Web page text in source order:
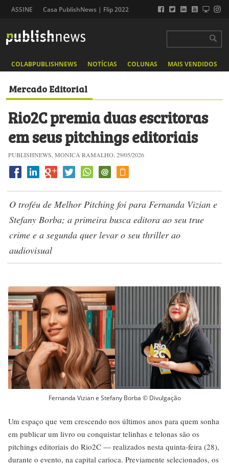
ASSINE Casa PublishNews | Flip 2022
COLABPUBLISHNEWS NOTÍCIAS COLUNAS MAIS VENDIDOS
Mercado Editorial
Rio2C premia duas escritoras
em seus pitchings editoriais
PUBLISHNEWS, MONICA RAMALHO, 29/05/2026
O troféu de Melhor Pitching foi para Fernanda Vizian e
Stefany Borba; a primeira busca editora ao seu true
crime e a segunda quer levar o seu thriller ao
audiovisual
Fernanda Vizian e Stefany Borba © Divulgação
Um espaço que vem crescendo nos últimos anos para quem sonha
em publicar um livro ou conquistar telinhas e telonas são os
pitchings editoriais do Rio2C — realizados nesta quinta-feira (28),
durante o evento, na capital carioca. Previamente selecionados, os